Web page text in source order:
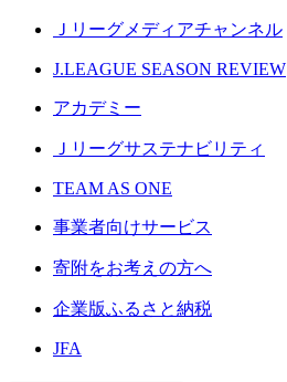
Ｊリーグメディアチャンネル
J.LEAGUE SEASON REVIEW
アカデミー
Ｊリーグサステナビリティ
TEAM AS ONE
事業者向けサービス
寄附をお考えの方へ
企業版ふるさと納税
JFA